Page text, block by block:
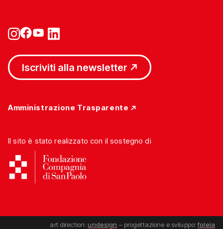
Iscriviti alla newsletter
Amministrazione Trasparente
Il sito è stato realizzato con il sostegno di
art direction:undesign – progettazione e sviluppo:foleia